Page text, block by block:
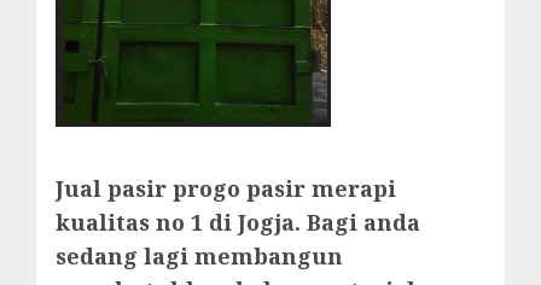
Jual pasir progo pasir merapi
kualitas no 1 di Jogja. Bagi anda
sedang lagi membangun